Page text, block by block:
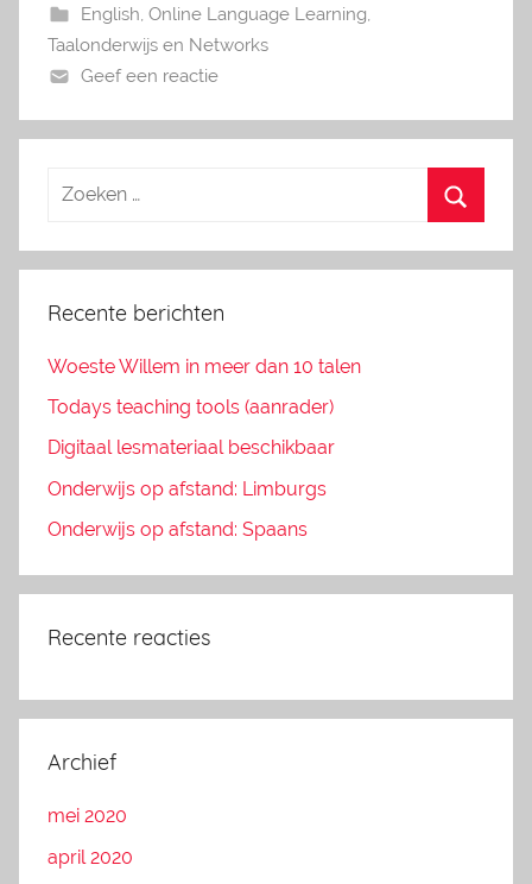
English Online Language Learning
Taalonderwijs en Networks
Geef een reactie
Recente berichten
Woeste Willem in meer dan 10 talen
Todays teaching tools (aanrader)
Digitaal lesmateriaal beschikbaar
Onderwijs op afstand: Limburgs
Onderwijs op afstand: Spaans
Recente reacties
Archief
mei 2020
april 2020